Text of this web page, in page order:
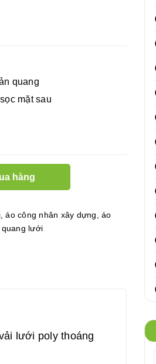
quang
mặt sau
hàng
,áo công nhân xây dựng ,áo
lưới
lưới poly thoáng